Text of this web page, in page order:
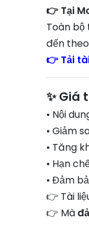
👉 Tại
Toàn
đến
👉 Tải
✨ Giá
• Nội
• Giảm
• Tăng
• Hạn
• Đảm
👉 Tài
👉 Mà